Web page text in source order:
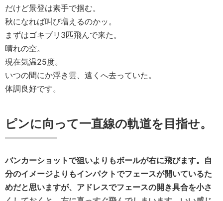
だけど景登は素手で掴む。
秋になれば叫び増えるのかッ。
まずはゴキブリ3匹飛んで来た。
晴れの空。
現在気温25度。
いつの間にか浮き雲、遠くへ去っていた。
体調良好です。
ピンに向って一直線の軌道を目指せ。
バンカーショットで狙いよりもボールが右に飛びます。自
分のイメージよりもインパクトでフェースが開いているた
めだと思いますが、アドレスでフェースの開き具合を小さ